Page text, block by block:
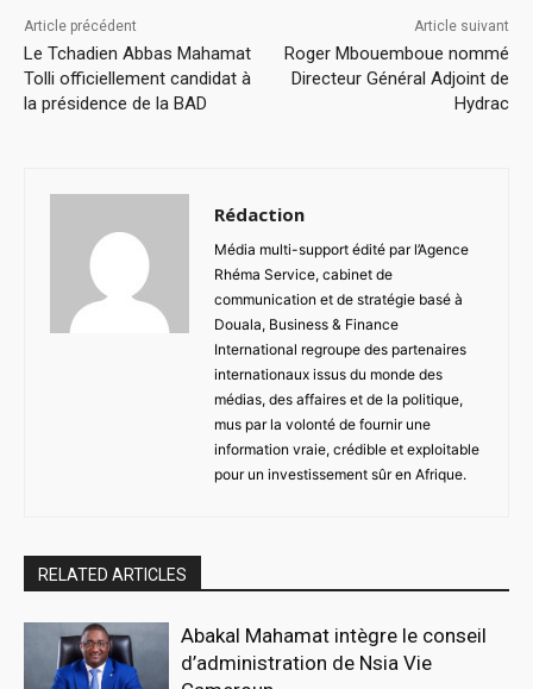
Article précédent
Le Tchadien Abbas Mahamat
Tolli officiellement candidat à
la présidence de la BAD
Article suivant
Roger Mbouemboue nommé
Directeur Général Adjoint de
Hydrac
Rédaction
Média multi-support édité par l’Agence
Rhéma Service, cabinet de
communication et de stratégie basé à
Douala, Business & Finance
International regroupe des partenaires
internationaux issus du monde des
médias, des affaires et de la politique,
mus par la volonté de fournir une
information vraie, crédible et exploitable
pour un investissement sûr en Afrique.
RELATED ARTICLES
Abakal Mahamat intègre le conseil
d’administration de Nsia Vie